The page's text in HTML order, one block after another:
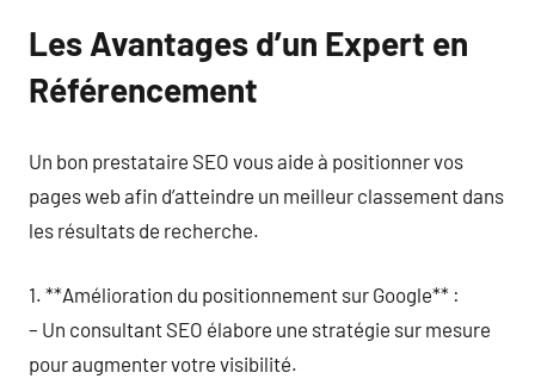
Les Avantages d’un Expert en
Référencement
Un bon prestataire SEO vous aide à positionner vos
pages web afin d’atteindre un meilleur classement dans
les résultats de recherche.
1. **Amélioration du positionnement sur Google** :
– Un consultant SEO élabore une stratégie sur mesure
pour augmenter votre visibilité.